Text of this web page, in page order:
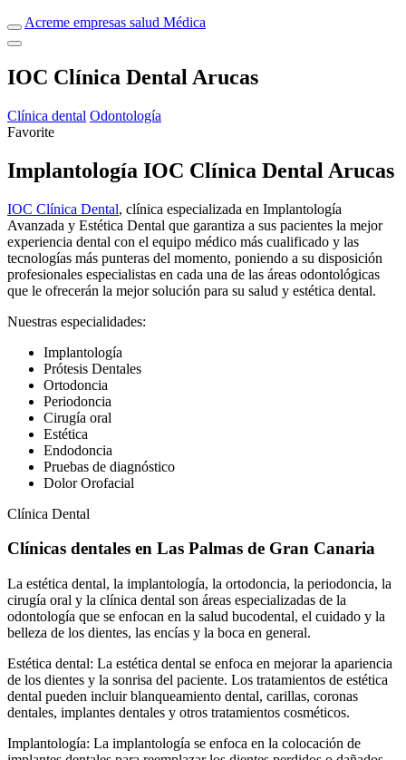
Acreme empresas salud Médica
IOC Clínica Dental Arucas
Clínica dental Odontología
Favorite
Implantología IOC Clínica Dental Arucas
IOC Clínica Dental, clínica especializada en Implantología
Avanzada y Estética Dental que garantiza a sus pacientes la mejor
experiencia dental con el equipo médico más cualificado y las
tecnologías más punteras del momento, poniendo a su disposición
profesionales especialistas en cada una de las áreas odontológicas
que le ofrecerán la mejor solución para su salud y estética dental.
Nuestras especialidades:
Implantología
Prótesis Dentales
Ortodoncia
Periodoncia
Cirugía oral
Estética
Endodoncia
Pruebas de diagnóstico
Dolor Orofacial
Clínica Dental
Clínicas dentales en Las Palmas de Gran Canaria
La estética dental, la implantología, la ortodoncia, la periodoncia, la
cirugía oral y la clínica dental son áreas especializadas de la
odontología que se enfocan en la salud bucodental, el cuidado y la
belleza de los dientes, las encías y la boca en general.
Estética dental: La estética dental se enfoca en mejorar la apariencia
de los dientes y la sonrisa del paciente. Los tratamientos de estética
dental pueden incluir blanqueamiento dental, carillas, coronas
dentales, implantes dentales y otros tratamientos cosméticos.
Implantología: La implantología se enfoca en la colocación de